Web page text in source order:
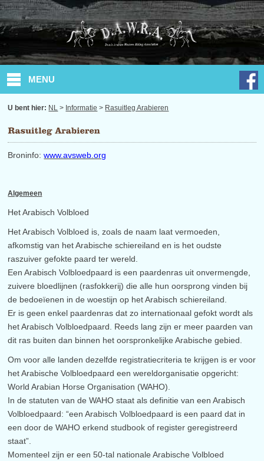
MENU
U bent hier: NL > Informatie > Rasuitleg Arabieren
Broninfo:www.avsweb.org
Algemeen
Het Arabisch Volbloed
Het Arabisch Volbloed is, zoals de naam laat vermoeden,
afkomstig van het Arabische schiereiland en is het oudste
raszuiver gefokte paard ter wereld.
Een Arabisch Volbloedpaard is een paardenras uit onvermengde,
zuivere bloedlijnen (rasfokkerij) die alle hun oorsprong vinden bij
de bedoeïenen in de woestijn op het Arabisch schiereiland.
Er is geen enkel paardenras dat zo internationaal gefokt wordt als
het Arabisch Volbloedpaard. Reeds lang zijn er meer paarden van
dit ras buiten dan binnen het oorspronkelijke Arabische gebied.
Om voor alle landen dezelfde registratiecriteria te krijgen is er voor
het Arabische Volbloedpaard een wereldorganisatie opgericht:
World Arabian Horse Organisation (WAHO).
In de statuten van de WAHO staat als definitie van een Arabisch
Volbloedpaard: “een Arabisch Volbloedpaard is een paard dat in
een door de WAHO erkend studbook of register geregistreerd
staat”.
Momenteel zijn er een 50-tal nationale Arabische Volbloed